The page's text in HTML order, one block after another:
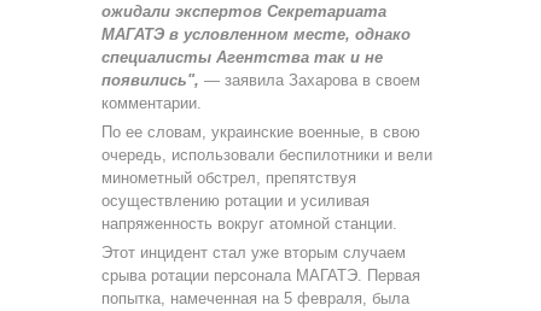
ожидали экспертов Секретариата
МАГАТЭ в условленном месте, однако
специалисты Агентства так и не
появились", — заявила Захарова в своем
комментарии.
По ее словам, украинские военные, в свою
очередь, использовали беспилотники и вели
минометный обстрел, препятствуя
осуществлению ротации и усиливая
напряженность вокруг атомной станции.
Этот инцидент стал уже вторым случаем
срыва ротации персонала МАГАТЭ. Первая
попытка, намеченная на 5 февраля, была